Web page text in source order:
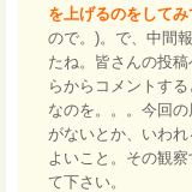
を上げるのをしてみ
ので。)。で、中間
たね。皆さんの投
らからコメントす
なのを。。。今回
がないとか、いわ
よいこと。その観
て下さい。